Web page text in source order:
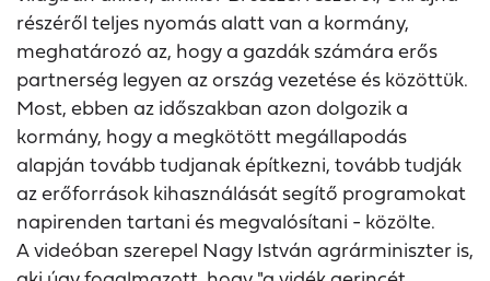
részéről teljes nyomás alatt van a kormány,
meghatározó az, hogy a gazdák számára erős
partnerség legyen az ország vezetése és közöttük.
Most, ebben az időszakban azon dolgozik a
kormány, hogy a megkötött megállapodás
alapján tovább tudjanak építkezni, tovább tudják
az erőforrások kihasználását segítő programokat
napirenden tartani és megvalósítani - közölte.
A videóban szerepel Nagy István agrárminiszter is,